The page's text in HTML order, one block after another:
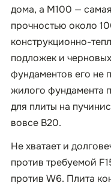
дома, а М100 —
прочностью около
конструкционно-
подложек и
фундаментов его
жилого фундамента
для плиты на
вовсе B20.
Не хватает и
против требуемой
против W6. Плита